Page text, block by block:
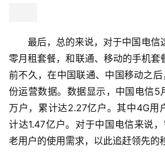
最后，总的来说，对于中国电信
零月租套餐，和联通、移动的手机套
前不久，在中国联通、中国移动之
份运营数据。数据显示，中国电信5
万户，累计达2.27亿户。其中4G用
计达1.47亿户。对于中国电信来说
老用户的使用需求，以此追赶领先的